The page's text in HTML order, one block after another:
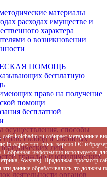
материалы
расходах имуществе и
характера
о возникновении
ПОМОЩЬ
бесплатную
право на получение
помощи
бесплатной
осуществления, способы
прав, свобод и законных
юридических лиц,
граждан и юридических
деятельности органов
сайт kolchadm.ru собирает
ip-адрес; тип, язык, версия ОС и
Собранная информация используется
Awstats). Продолжая просмотр
данные обрабатывались, то должны